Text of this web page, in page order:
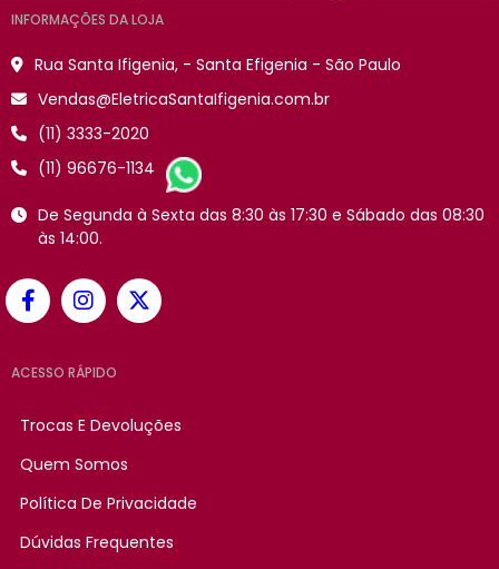
INFORMAÇÕES DA LOJA
Rua Santa Ifigenia, - Santa Efigenia - São Paulo
Vendas@EletricaSantaIfigenia.com.br
(11) 3333-2020
(11) 96676-1134
De Segunda à Sexta das 8:30 às 17:30 e Sábado das 08:30
às 14:00.
ACESSO RÁPIDO
Trocas E Devoluções
Quem Somos
Política De Privacidade
Dúvidas Frequentes